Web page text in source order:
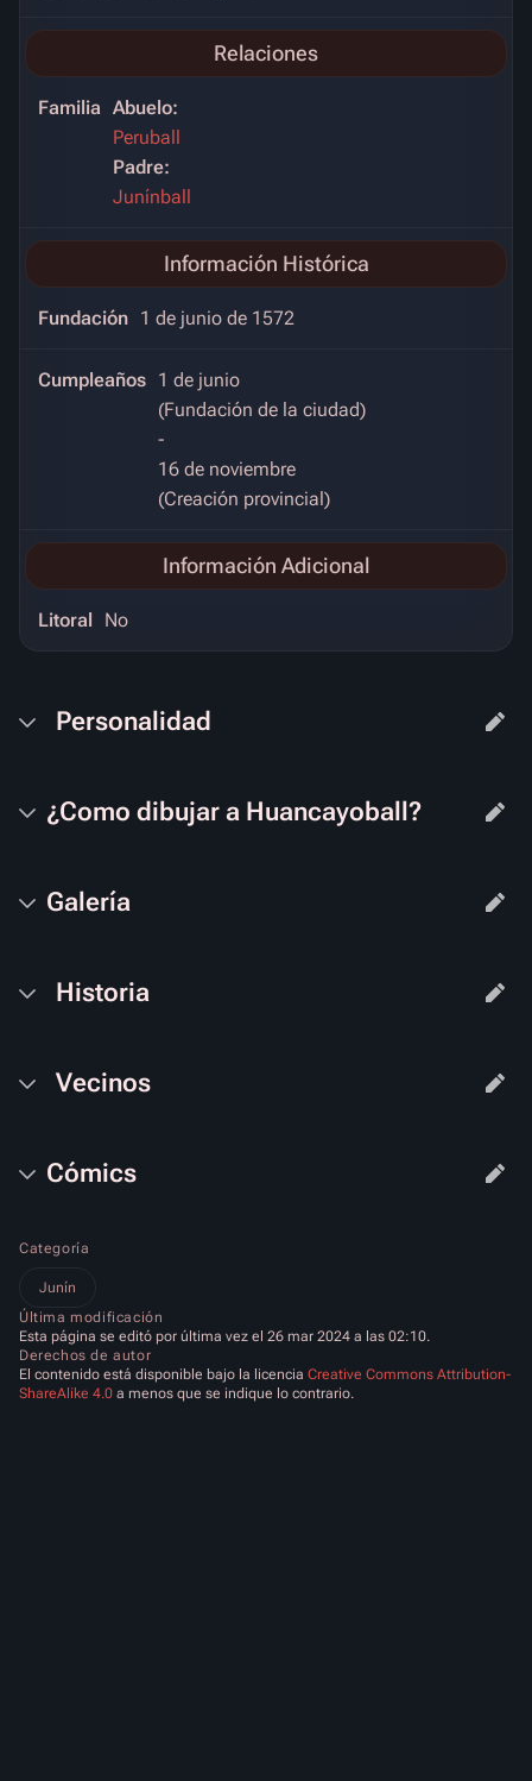
Relaciones
Familia Abuelo:
Peruball
Padre:
Junínball
Información Histórica
Fundación 1 de junio de 1572
Cumpleaños 1 de junio
(Fundación de la ciudad)
-
16 de noviembre
(Creación provincial)
Información Adicional
Litoral No
Personalidad
¿Como dibujar a Huancayoball?
Galería
Historia
Vecinos
Cómics
Categoría
Junín
Última modificación
Esta página se editó por última vez el 26 mar 2024 a las 02:10.
Derechos de autor
El contenido está disponible bajo la licencia Creative Commons Attribution-
ShareAlike 4.0 a menos que se indique lo contrario.